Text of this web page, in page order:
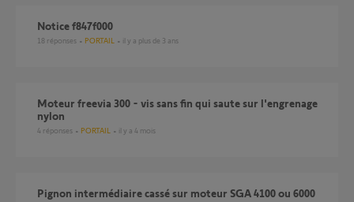
notice f847f000
18 réponses PORTAIL il y a plus de 3 ans
Moteur freevia 300 - vis sans fin qui saute sur l'engrenage
nylon
4 réponses PORTAIL il y a 4 mois
Pignon intermédiaire cassé sur moteur SGA 4100 ou 6000